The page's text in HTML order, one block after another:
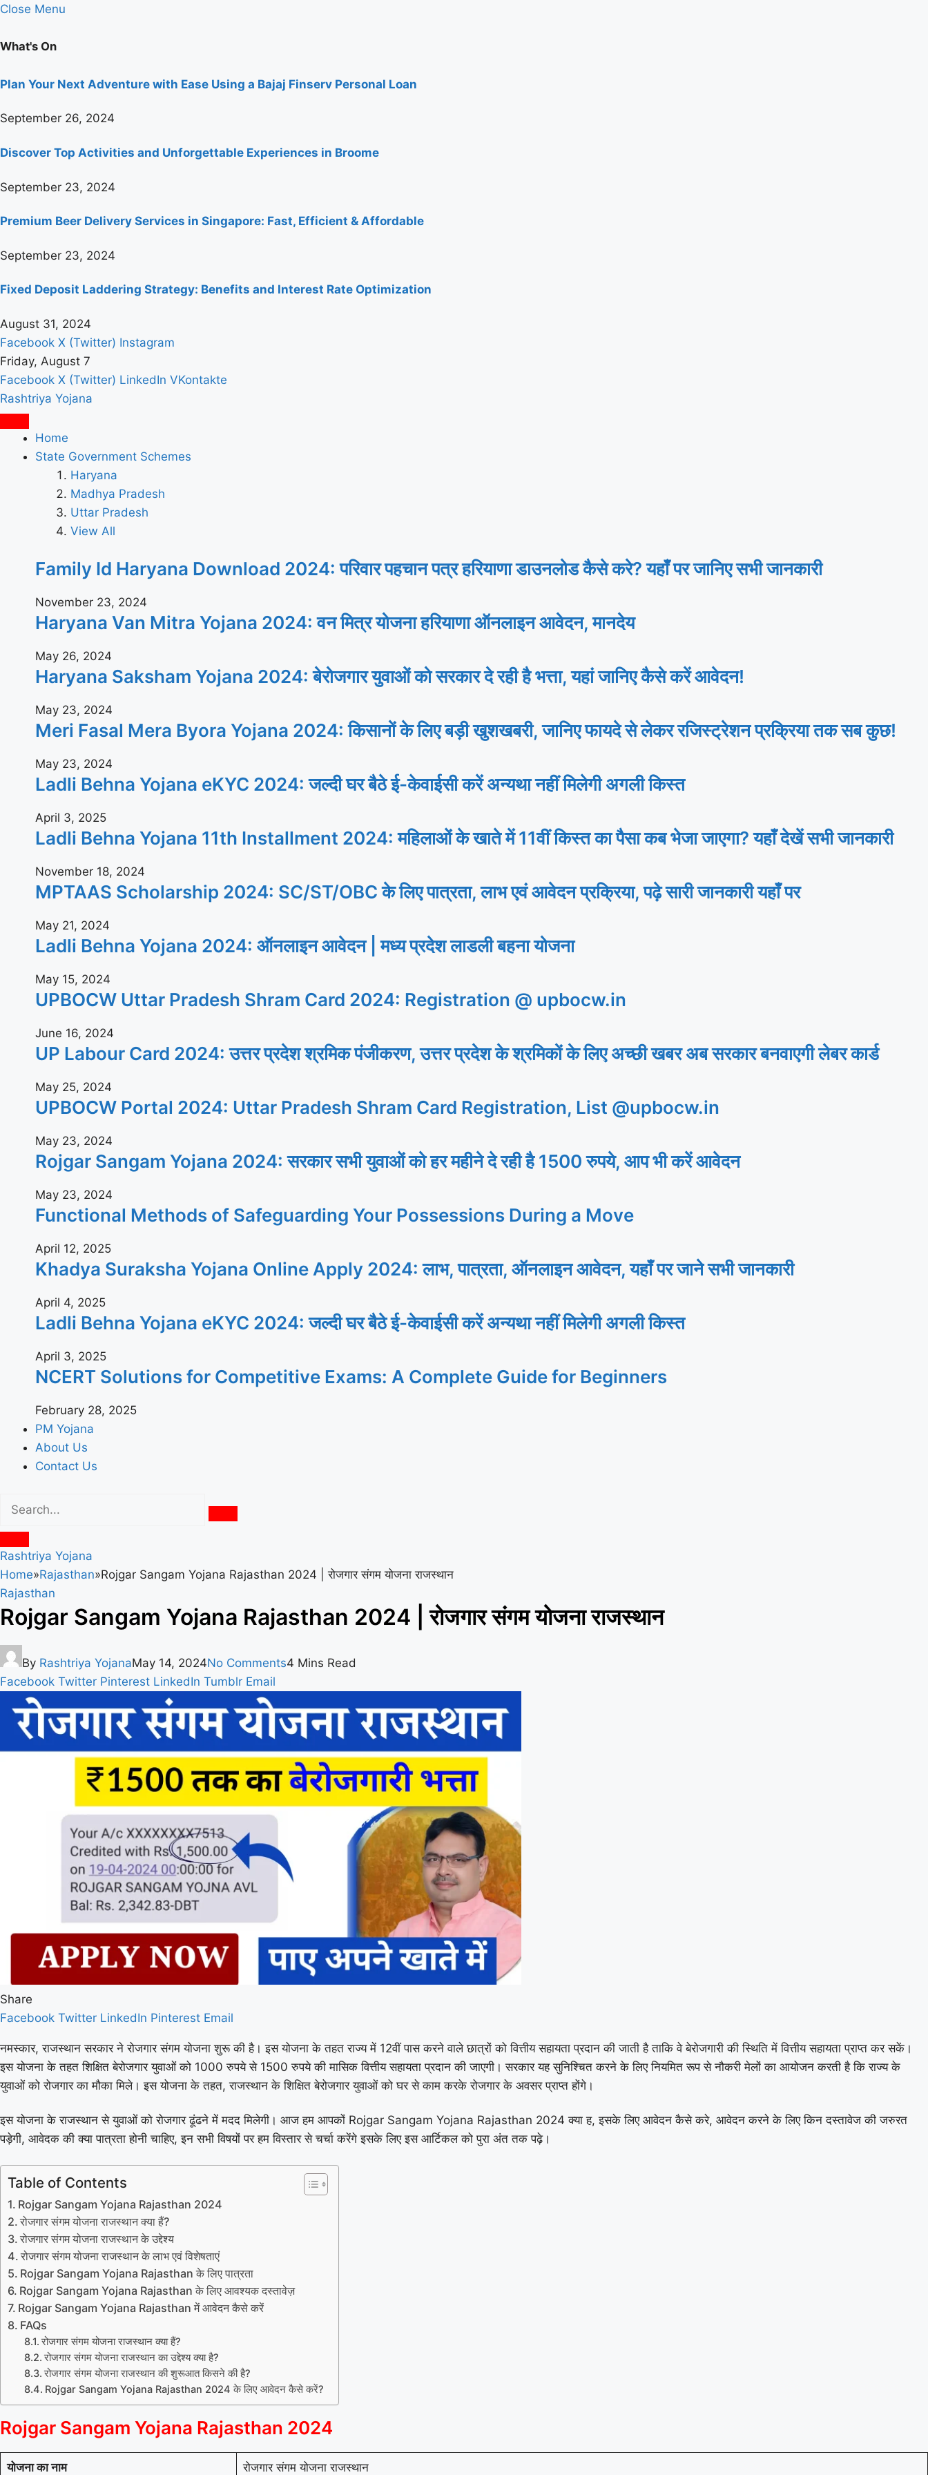
Close Menu
What's On
Plan Your Next Adventure with Ease Using a Bajaj Finserv Personal Loan
September 26, 2024
Discover Top Activities and Unforgettable Experiences in Broome
September 23, 2024
Premium Beer Delivery Services in Singapore: Fast, Efficient & Affordable
September 23, 2024
Fixed Deposit Laddering Strategy: Benefits and Interest Rate Optimization
August 31, 2024
Facebook X (Twitter) Instagram
Friday, August 7
Facebook X (Twitter) LinkedIn VKontakte
Rashtriya Yojana
Home
State Government Schemes
Haryana
Madhya Pradesh
Uttar Pradesh
View All
Family Id Haryana Download 2024: परिवार पहचान पत्र हरियाणा डाउनलोड कैसे करे? यहाँ पर जानिए सभी जानकारी
November 23, 2024
Haryana Van Mitra Yojana 2024: वन मित्र योजना हरियाणा ऑनलाइन आवेदन, मानदेय
May 26, 2024
Haryana Saksham Yojana 2024: बेरोजगार युवाओं को सरकार दे रही है भत्ता, यहां जानिए कैसे करें आवेदन!
May 23, 2024
Meri Fasal Mera Byora Yojana 2024: किसानों के लिए बड़ी खुशखबरी, जानिए फायदे से लेकर रजिस्ट्रेशन प्रक्रिया तक सब कुछ!
May 23, 2024
Ladli Behna Yojana eKYC 2024: जल्दी घर बैठे ई-केवाईसी करें अन्यथा नहीं मिलेगी अगली किस्त
April 3, 2025
Ladli Behna Yojana 11th Installment 2024: महिलाओं के खाते में 11वीं किस्त का पैसा कब भेजा जाएगा? यहाँ देखें सभी जानकारी
November 18, 2024
MPTAAS Scholarship 2024: SC/ST/OBC के लिए पात्रता, लाभ एवं आवेदन प्रक्रिया, पढ़े सारी जानकारी यहाँ पर
May 21, 2024
Ladli Behna Yojana 2024: ऑनलाइन आवेदन | मध्य प्रदेश लाडली बहना योजना
May 15, 2024
UPBOCW Uttar Pradesh Shram Card 2024: Registration @ upbocw.in
June 16, 2024
UP Labour Card 2024: उत्तर प्रदेश श्रमिक पंजीकरण, उत्तर प्रदेश के श्रमिकों के लिए अच्छी खबर अब सरकार बनवाएगी लेबर कार्ड
May 25, 2024
UPBOCW Portal 2024: Uttar Pradesh Shram Card Registration, List @upbocw.in
May 23, 2024
Rojgar Sangam Yojana 2024: सरकार सभी युवाओं को हर महीने दे रही है 1500 रुपये, आप भी करें आवेदन
May 23, 2024
Functional Methods of Safeguarding Your Possessions During a Move
April 12, 2025
Khadya Suraksha Yojana Online Apply 2024: लाभ, पात्रता, ऑनलाइन आवेदन, यहाँ पर जाने सभी जानकारी
April 4, 2025
Ladli Behna Yojana eKYC 2024: जल्दी घर बैठे ई-केवाईसी करें अन्यथा नहीं मिलेगी अगली किस्त
April 3, 2025
NCERT Solutions for Competitive Exams: A Complete Guide for Beginners
February 28, 2025
PM Yojana
About Us
Contact Us
Rashtriya Yojana
Home»Rajasthan»Rojgar Sangam Yojana Rajasthan 2024 | रोजगार संगम योजना राजस्थान
Rajasthan
Rojgar Sangam Yojana Rajasthan 2024 | रोजगार संगम योजना राजस्थान
By Rashtriya YojanaMay 14, 2024No Comments4 Mins Read
Facebook Twitter Pinterest LinkedIn Tumblr Email
Share
Facebook Twitter LinkedIn Pinterest Email
नमस्कार, राजस्थान सरकार ने रोजगार संगम योजना शुरू की है। इस योजना के तहत राज्य में 12वीं पास करने वाले छात्रों को वित्तीय सहायता प्रदान की जाती है ताकि वे बेरोजगारी की स्थिति में वित्तीय सहायता प्राप्त कर सकें।
इस योजना के तहत शिक्षित बेरोजगार युवाओं को 1000 रुपये से 1500 रुपये की मासिक वित्तीय सहायता प्रदान की जाएगी। सरकार यह सुनिश्चित करने के लिए नियमित रूप से नौकरी मेलों का आयोजन करती है कि राज्य के
युवाओं को रोजगार का मौका मिले। इस योजना के तहत, राजस्थान के शिक्षित बेरोजगार युवाओं को घर से काम करके रोजगार के अवसर प्राप्त होंगे।
इस योजना के राजस्थान से युवाओं को रोजगार ढूंढने में मदद मिलेगी। आज हम आपकों Rojgar Sangam Yojana Rajasthan 2024 क्या ह, इसके लिए आवेदन कैसे करे, आवेदन करने के लिए किन दस्तावेज की जरुरत
पड़ेगी, आवेदक की क्या पात्रता होनी चाहिए, इन सभी विषयों पर हम विस्तार से चर्चा करेंगे इसके लिए इस आर्टिकल को पुरा अंत तक पढ़े।
Table of Contents
Rojgar Sangam Yojana Rajasthan 2024
रोजगार संगम योजना राजस्थान क्या हैं?
रोजगार संगम योजना राजस्थान के उद्देश्य
रोजगार संगम योजना राजस्थान के लाभ एवं विशेषताएं
Rojgar Sangam Yojana Rajasthan के लिए पात्रता
Rojgar Sangam Yojana Rajasthan के लिए आवश्यक दस्तावेज़
Rojgar Sangam Yojana Rajasthan में आवेदन कैसे करें
FAQs
रोजगार संगम योजना राजस्थान क्या हैं?
रोजगार संगम योजना राजस्थान का उद्देश्य क्या है?
रोजगार संगम योजना राजस्थान की शुरूआत किसने की है?
Rojgar Sangam Yojana Rajasthan 2024 के लिए आवेदन कैसे करें?
Rojgar Sangam Yojana Rajasthan 2024
योजना का नाम रोजगार संगम योजना राजस्थान